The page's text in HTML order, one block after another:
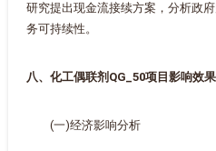
研究提出现金流接续方案，分析政
务可持续性。
八、化工偶联剂QG_50项目影响效
(一)经济影响分析